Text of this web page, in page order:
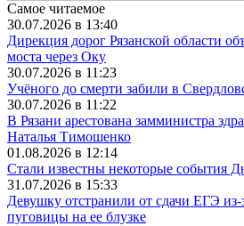
Самое читаемое
30.07.2026 в 13:40
Дирекция дорог Рязанской области
моста через Оку
30.07.2026 в 11:23
Учёного до смерти забили в
30.07.2026 в 11:22
В Рязани арестована замминистра
Наталья Тимошенко
01.08.2026 в 12:14
Стали известны некоторые события
31.07.2026 в 15:33
Девушку отстранили от сдачи ЕГЭ из-
пуговицы на ее блузке